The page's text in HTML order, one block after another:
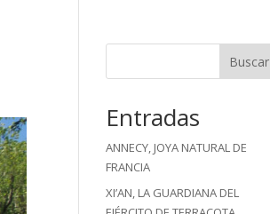
Buscar
Entradas
ANNECY, JOYA NATURAL DE
FRANCIA
XI’AN, LA GUARDIANA DEL